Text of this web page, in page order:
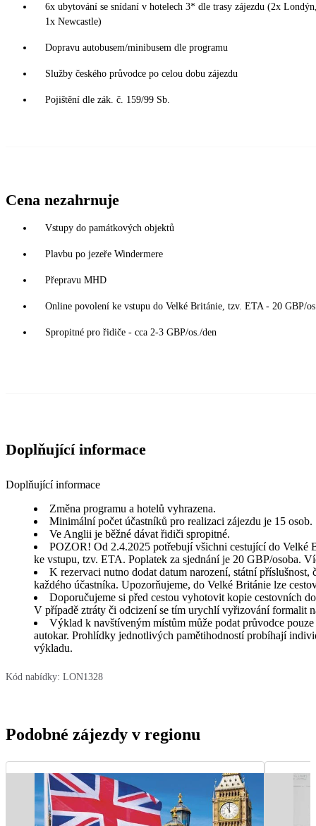
6x ubytování se snídaní v hotelech 3* dle trasy zájezdu (2x
1x Newcastle)
Dopravu autobusem/minibusem dle programu
Služby českého průvodce po celou dobu zájezdu
Pojištění dle zák. č. 159/99 Sb.
Cena nezahrnuje
Vstupy do památkových objektů
Plavbu po jezeře Windermere
Přepravu MHD
Online povolení ke vstupu do Velké Británie, tzv. ETA - 20 GBP/
Spropitné pro řidiče - cca 2-3 GBP/os./den
Doplňující informace
Doplňující informace
Změna programu a hotelů vyhrazena.
Minimální počet účastníků pro realizaci zájezdu je 15 osob.
Ve Anglii je běžné dávat řidiči spropitné.
POZOR! Od 2.4.2025 potřebují všichni cestující do Velké
ke vstupu, tzv. ETA. Poplatek za sjednání je 20 GBP/osoba.
K rezervaci nutno dodat datum narození, státní příslušnost,
každého účastníka. Upozorňujeme, do Velké Británie lze
Doporučujeme si před cestou vyhotovit kopie cestovních
V případě ztráty či odcizení se tím urychlí vyřizování formalit
Výklad k navštíveným místům může podat průvodce
autokar. Prohlídky jednotlivých pamětihodností probíhají
výkladu.
Kód nabídky: LON1328
Podobné zájezdy v regionu